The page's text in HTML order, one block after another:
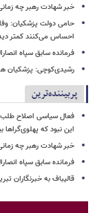
خبر شهادت رهبر چه
حامی دولت پزشکیان:
احساس می‌کنند کمتر
فرمانده سابق سپاه
رشیدی‌کوچی: پزشکیان
پربیننده‌ترین
این نبود که
خبر شهادت رهبر چه
فرمانده سابق سپاه
قالیباف به خبرنگاران